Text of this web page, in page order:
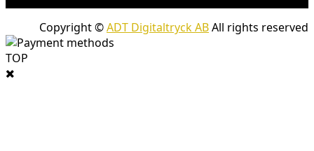
Copyright ©ADT Digitaltryck ABAll rights reserved
TOP